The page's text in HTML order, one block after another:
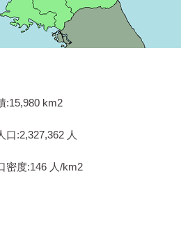
:15,980 km2
口:2,327,362 人
密度:146 人/km2